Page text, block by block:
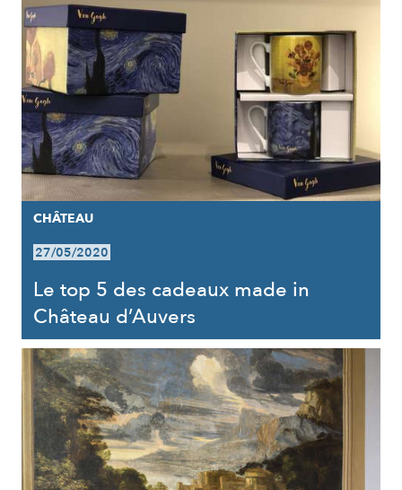
CHÂTEAU
27/05/2020
Le top 5 des cadeaux made in
Château d’Auvers